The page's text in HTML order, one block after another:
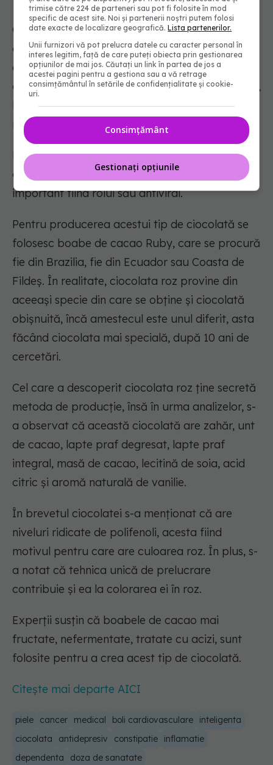
Ciocolata roz este un tip relativ nou de
ciocolată, chiar al patrulea din cele create până
acum, la 86 de ani de la descoperirea ciocolatei
albe, din 1936. Ciocolata roz se numește Ruby și,
la fel ca ciocolata neagră și cea albă, este la
mare căutare printre creatorii de deserturi.
La fel ca ciocolata neagră, și ciocolata roz are
o mulțime de beneficii pentru organism, cel mai
important fiind rolul său antiviral.
Pentru producerea acestui tip de ciocolată se
folosesc boabe de cacao Ruby, care se procură
fie din Brazilia, fie din Ecuador sau Coasta de
Fildeș. În realitate, ciocolata roz provine din
aceeași specie din care se obține și ciocolată
obișnuită, încă amestecul este unul diferit, asta
făcând ciocolata mai specială, după 10 ani de
cercetări.
Cel care a descoperit ciocolata roz ține secretă
metoda de producție, însă în urma analizelor, s-
a observat că această ciocolată are zahăr, unt
de cacao, lapte praf degresat, lapte praf
integral, masă de cacao, lecitină de soia, acid
citric și aromă naturală de vanilie.
În brevetul ciocolatei s-a menţionat că are
niveluri ridicate de polifenoli, acesta fiind
motivul pentru care are culoarea roz. În plus, s-
a notat că tehnica unică de prelucrare
contribuie şi ea la colorarea ei în roz.
Experții susțin că boabele de cacao mai
fructate, nefermentate, tratate cu acizi, sunt
folosite pentru a crea acest tip de ciocolată.
Citește mai departe AICI
piele cancer medical boli cardiovasculare
inteligenta
ciocolata
antidepresiv constipatie
inflamatie
dependenta
doza de sanatate
trimise către 224 de parteneri sau pot fi folosite în mod
specific de acest site. Noi și partenerii noștri putem folosi
date exacte de localizare geografică.Lista partenerilor.
Unii furnizori vă pot prelucra datele cu caracter personal în
interes legitim, față de care puteți obiecta prin gestionarea
opțiunilor de mai jos. Căutați un link în partea de jos a
acestei pagini pentru a gestiona sau a vă retrage
consimțământul în setările de confidențialitate și cookie-
uri.
Consimțământ
Gestionați opțiunile